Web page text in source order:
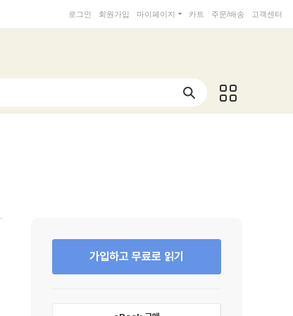
로그인 회원가입 마이페이지 카트 주문/배송 고객센터
가입하고 무료로 읽기